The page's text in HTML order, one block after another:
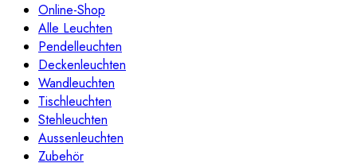
Online-Shop
Alle Leuchten
Pendelleuchten
Deckenleuchten
Wandleuchten
Tischleuchten
Stehleuchten
Aussenleuchten
Zubehör